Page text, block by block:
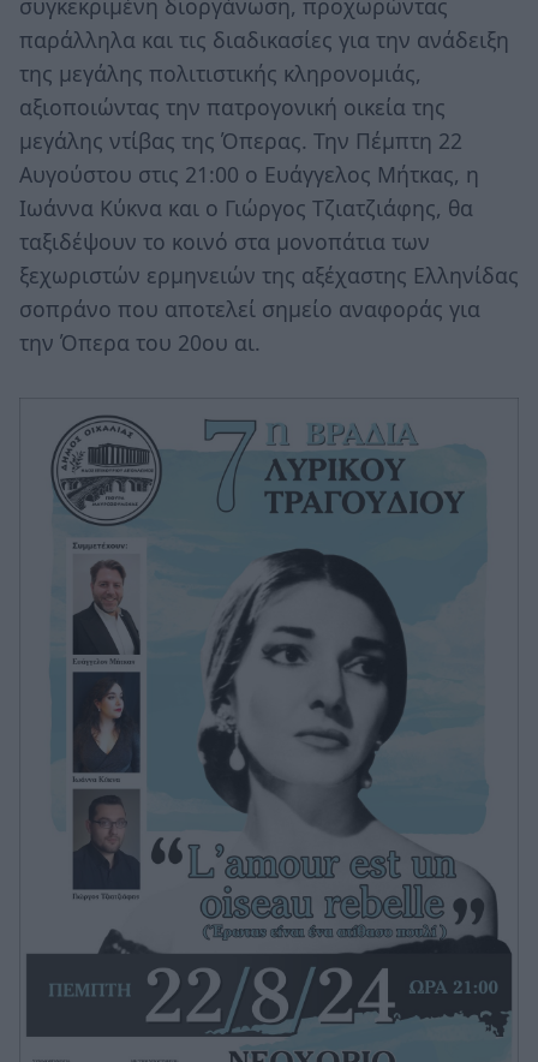
παράλληλα και τις διαδικασίες για την ανάδειξη
της μεγάλης πολιτιστικής κληρονομιάς,
αξιοποιώντας την πατρογονική οικεία της
μεγάλης ντίβας της Όπερας. Την Πέμπτη 22
Αυγούστου στις 21:00 ο Ευάγγελος Μήτκας, η
Ιωάννα Κύκνα και ο Γιώργος Τζιατζιάφης, θα
ταξιδέψουν το κοινό στα μονοπάτια των
ξεχωριστών ερμηνειών της αξέχαστης Ελληνίδας
σοπράνο που αποτελεί σημείο αναφοράς για
την Όπερα του 20ου αι.